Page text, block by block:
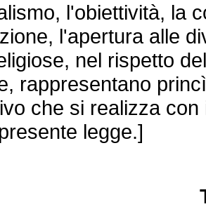
l'obiettività, la
l'apertura alle
nel rispetto
rappresentano
che si realizza
legge.]